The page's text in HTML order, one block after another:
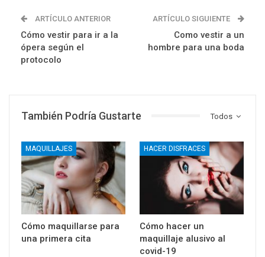
ARTÍCULO ANTERIOR
Cómo vestir para ir a la
ópera según el
protocolo
ARTÍCULO SIGUIENTE
Como vestir a un
hombre para una boda
Todos
También Podría Gustarte
MAQUILLAJES
Cómo maquillarse para
una primera cita
HACER DISFRACES
Cómo hacer un
maquillaje alusivo al
covid-19